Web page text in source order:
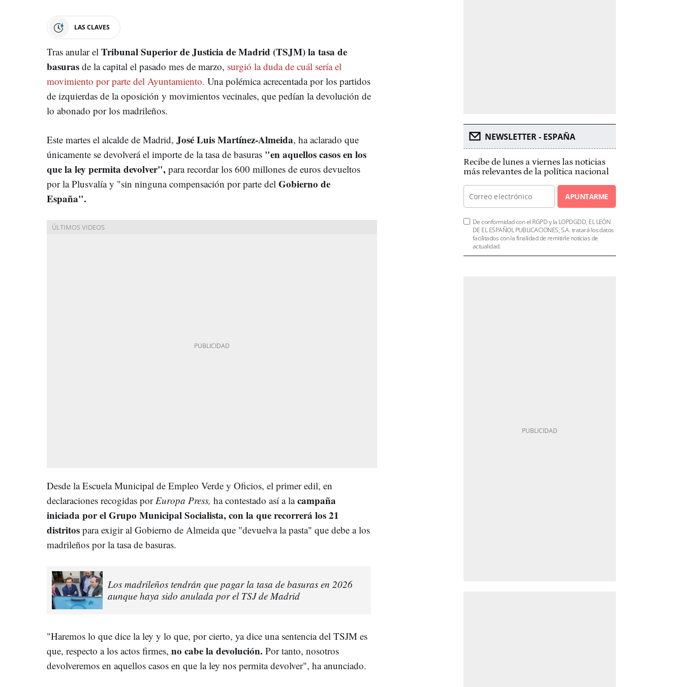
LAS CLAVES
Tras anular el Tribunal Superior de Justicia de Madrid (TSJM) la tasa de
basuras de la capital el pasado mes de marzo, surgió la duda de cuál sería el
movimiento por parte del Ayuntamiento. Una polémica acrecentada por los partidos
de izquierdas de la oposición y movimientos vecinales, que pedían la devolución de
lo abonado por los madrileños.
Este martes el alcalde de Madrid, José Luis Martínez-Almeida, ha aclarado que
únicamente se devolverá el importe de la tasa de basuras "en aquellos casos en los
que la ley permita devolver", para recordar los 600 millones de euros devueltos
por la Plusvalía y "sin ninguna compensación por parte del Gobierno de
España".
Desde la Escuela Municipal de Empleo Verde y Oficios, el primer edil, en
declaraciones recogidas porEuropa Press, ha contestado así a lacampaña
iniciada por el Grupo Municipal Socialista, con la que recorrerá los 21
distritos para exigir al Gobierno de Almeida que "devuelva la pasta" que debe a los
madrileños por la tasa de basuras.
Los madrileños tendrán que pagar la tasa de basuras en 2026
aunque haya sido anulada por el TSJ de Madrid
"Haremos lo que dice la ley y lo que, por cierto, ya dice una sentencia del TSJM es
que, respecto a los actos firmes, no cabe la devolución. Por tanto, nosotros
devolveremos en aquellos casos en que la ley nos permita devolver", ha anunciado.
NEWSLETTER - ESPAÑA
Recibe de lunes a viernes las noticias
más relevantes de la política nacional
APUNTARME
De conformidad con el RGPD y la LOPDGDD, EL LEÓN
DE EL ESPAÑOL PUBLICACIONES, S.A. tratará los datos
facilitados con la finalidad de remitirle noticias de
actualidad.